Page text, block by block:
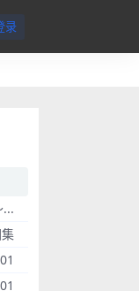
录
...